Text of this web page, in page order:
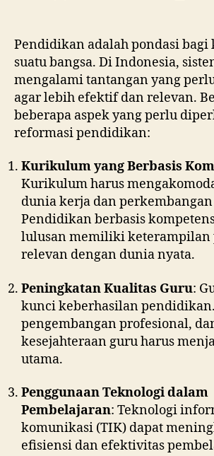
Pendidikan adalah pondasi bagi
suatu bangsa. Di Indonesia,
mengalami tantangan yang
agar lebih efektif dan relevan.
beberapa aspek yang perlu
reformasi pendidikan:
Kurikulum yang Berbasis
Kurikulum harus
dunia kerja dan
Pendidikan berbasis
lulusan memiliki keterampilan
relevan dengan dunia nyata.
Peningkatan Kualitas Guru:
kunci keberhasilan
pengembangan profesional,
kesejahteraan guru harus
utama.
Penggunaan Teknologi dalam
Pembelajaran: Teknologi
komunikasi (TIK) dapat
efisiensi dan efektivitas